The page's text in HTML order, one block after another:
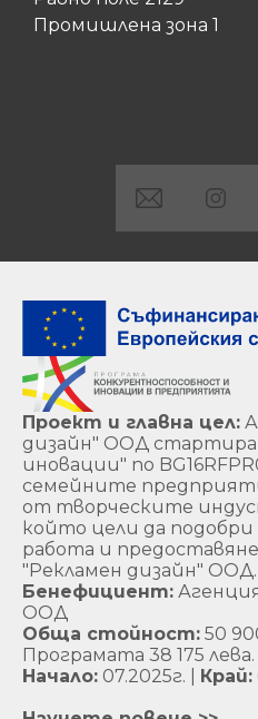
Промишлена зона 1
Проект и главна цел:
дизайн" ООД стартира
иновации" по
семейните
от творческите
който цели да
работа и
"Рекламен дизайн" ООД.
Бенефициент:
ООД
Обща стойност: 50
Програмата 38 175 лева.
Начало: 07.2025г. | Край: